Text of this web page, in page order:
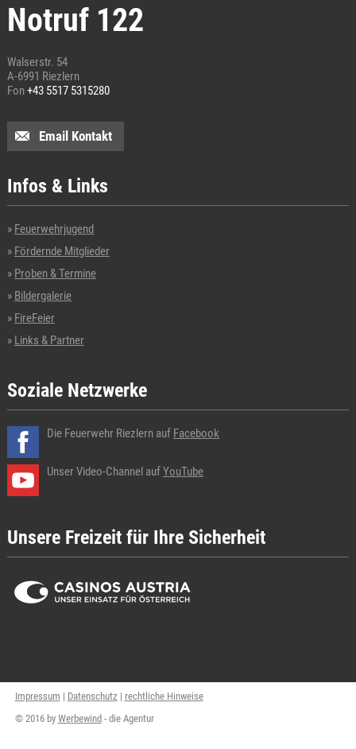
Notruf 122
Walserstr. 54
A-6991 Riezlern
Fon+43 5517 5315280
Email Kontakt
Infos & Links
Feuerwehrjugend
Fördernde Mitglieder
Proben & Termine
Bildergalerie
FireFeier
Links & Partner
Soziale Netzwerke
Die Feuerwehr Riezlern auf Facebook
Unser Video-Channel aufYouTube
Unsere Freizeit für Ihre Sicherheit
Impressum | Datenschutz| rechtliche Hinweise
© 2016 by Werbewind - die Agentur